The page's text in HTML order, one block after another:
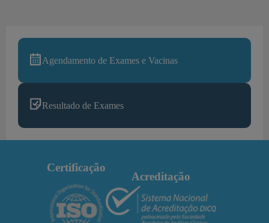
Agendamento de Exames e Vacinas
Resultado de Exames
Certificação
Acreditação